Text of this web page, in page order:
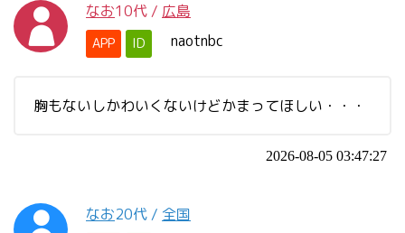
なお10代 / 広島
APP ID naotnbc
胸もないしかわいくないけどかまってほしい・・・
2026-08-05 03:47:27
なお20代 / 全国